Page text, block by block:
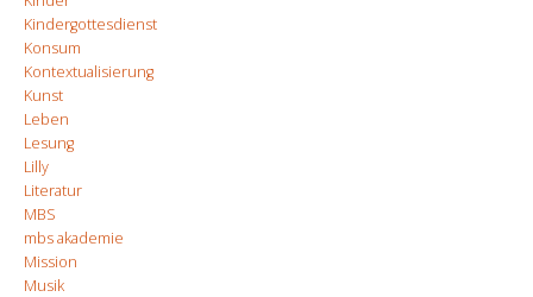
Kindergottesdienst
Konsum
Kontextualisierung
Kunst
Leben
Lesung
Lilly
Literatur
MBS
mbs akademie
Mission
Musik